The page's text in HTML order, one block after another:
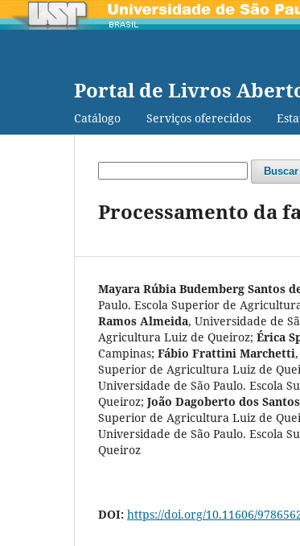
Portal de Livros
Catálogo Serviços oferecidos
Buscar
Processamento da
Mayara Rúbia Budemberg Santos
Paulo. Escola Superior de
Ramos Almeida, Universidade de
Agricultura Luiz de Queiroz; Érica
Campinas; Fábio Frattini Marchetti,
Superior de Agricultura Luiz de
Universidade de São Paulo. Escola
Queiroz; João Dagoberto dos Santos
Superior de Agricultura Luiz de
Universidade de São Paulo. Escola
Queiroz
DOI: https://doi.org/10.11606/